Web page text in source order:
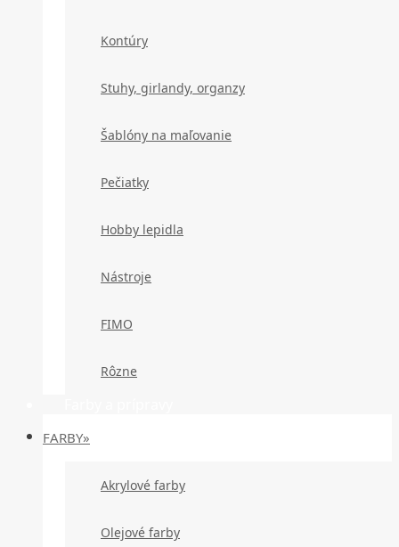
Kontúry
Stuhy, girlandy, organzy
Šablóny na maľovanie
Pečiatky
Hobby lepidla
Nástroje
FIMO
Rôzne
FARBY»
Akrylové farby
Olejové farby